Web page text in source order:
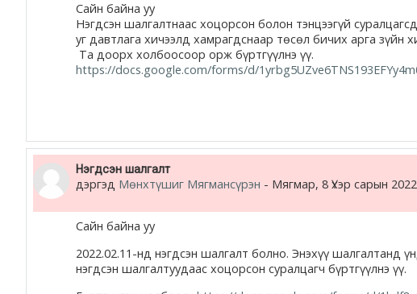
Moodle.com
Сайн байна уу
Нэгдсэн шалгалтнаас хоцорсон болон тэнцээгүй
уг давтлага хичээлд хамрагдснаар төсөл бичих арга
Та доорх холбоосоор орж бүртгүүлнэ үү.
https://docs.google.com/forms/d/
Нэгдсэн шалгалт
дэргэд Мөнхтүшиг Мягмансүрэн - Мягмар, 8 Үхэр сарын
Сайн байна уу
2022.02.11-нд нэгдсэн шалгалт болно. Энэхүү шалгалтанд
нэгдсэн шалгалтуудаас хоцорсон суралцагч бүртгүүлнэ үү.